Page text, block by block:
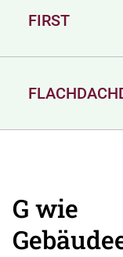
FIRST
G wie